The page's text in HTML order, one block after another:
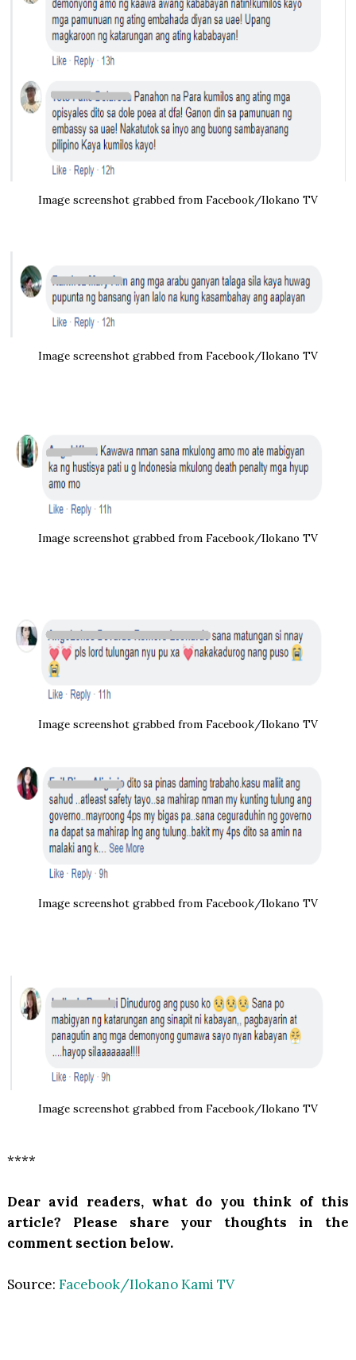
Image screenshot grabbed from Facebook/Ilokano TV
Image screenshot grabbed from Facebook/Ilokano TV
Image screenshot grabbed from Facebook/Ilokano TV
Image screenshot grabbed from Facebook/Ilokano TV
Image screenshot grabbed from Facebook/Ilokano TV
Image screenshot grabbed from Facebook/Ilokano TV
****
Dear avid readers, what do you think of this
article? Please share your thoughts in the
comment section below.
Source: Facebook/Ilokano Kami TV